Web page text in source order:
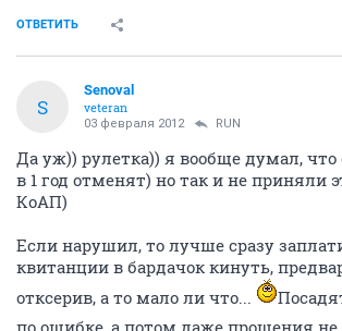
ОТВЕТИТЬ
S
Senoval
veteran
03 февраля 2012 RUN
Да уж)) рулетка)) я вообще думал, что
в 1 год отменят) но так и не приняли
КоАП)
Если нарушил, то лучше сразу
квитанции в бардачок кинуть,
отксерив, а то мало ли что...
по ошибке, а потом даже прощения не